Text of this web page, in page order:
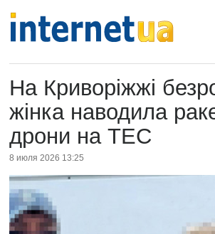
На Криворіжжі
жінка наводила
дрони на ТЕС
8 июля 2026 13:25